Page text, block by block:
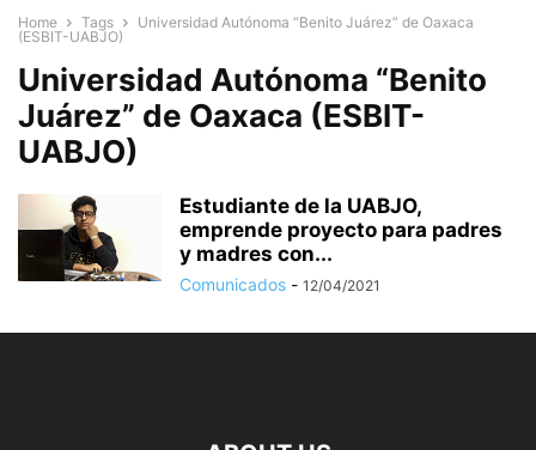
Home Tags
Universidad Autónoma “Benito Juárez” de Oaxaca
(ESBIT-UABJO)
Universidad Autónoma “Benito
Juárez” de Oaxaca (ESBIT-
UABJO)
Estudiante de la UABJO,
emprende proyecto para padres
y madres con...
Comunicados - 12/04/2021